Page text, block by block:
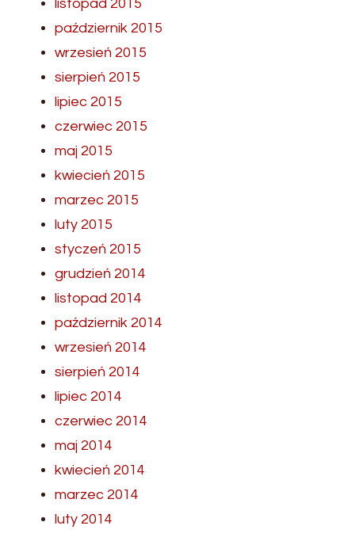
listopad 2015
październik 2015
wrzesień 2015
sierpień 2015
lipiec 2015
czerwiec 2015
maj 2015
kwiecień 2015
marzec 2015
luty 2015
styczeń 2015
grudzień 2014
listopad 2014
październik 2014
wrzesień 2014
sierpień 2014
lipiec 2014
czerwiec 2014
maj 2014
kwiecień 2014
marzec 2014
luty 2014